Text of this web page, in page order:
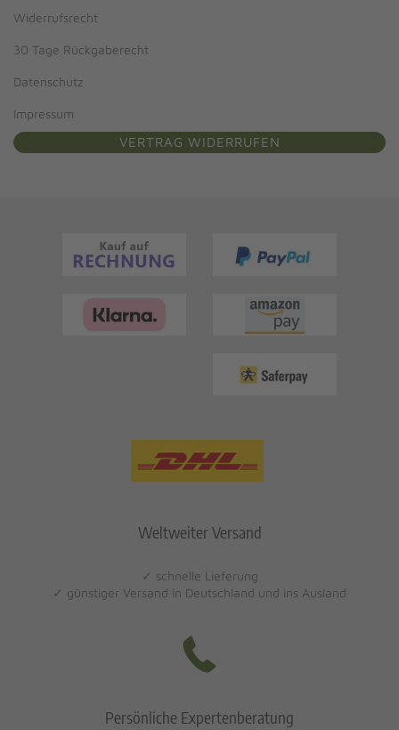
Widerrufsrecht
30 Tage Rückgaberecht
Datenschutz
Impressum
VERTRAG WIDERRUFEN
Weltweiter Versand
✓ schnelle Lieferung
✓ günstiger Versand in Deutschland und ins Ausland
Persönliche Expertenberatung